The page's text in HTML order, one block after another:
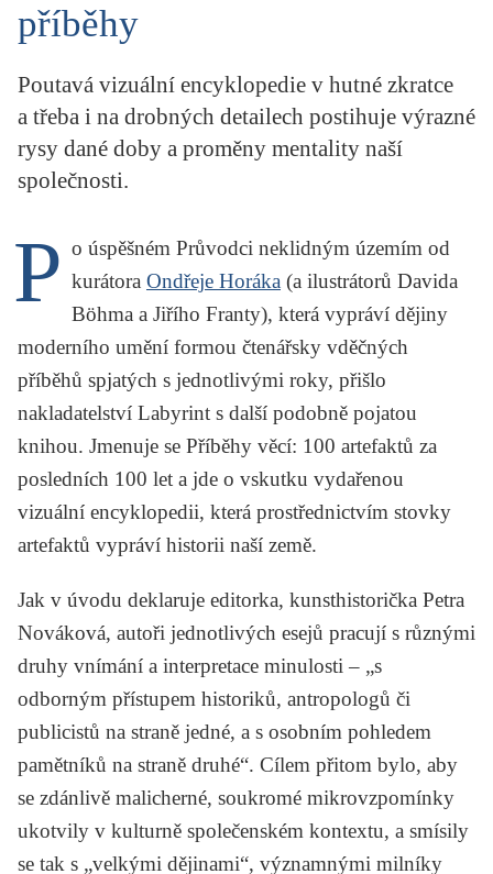
KATEGORIE
KRITIKA PŘEKLADU
příběhy
Poutavá vizuální encyklopedie v hutné zkratce
a třeba i na drobných detailech postihuje výrazné
rysy dané doby a proměny mentality naší
společnosti.
P o úspěšném Průvodci neklidným územím od
kurátora Ondřeje Horáka (a ilustrátorů Davida
Böhma a Jiřího Franty), která vypráví dějiny
moderního umění formou čtenářsky vděčných
příběhů spjatých s jednotlivými roky, přišlo
nakladatelství Labyrint s další podobně pojatou
knihou. Jmenuje se Příběhy věcí: 100 artefaktů za
posledních 100 let a jde o vskutku vydařenou
vizuální encyklopedii, která prostřednictvím stovky
artefaktů vypráví historii naší země.
Jak v úvodu deklaruje editorka, kunsthistorička Petra
Nováková, autoři jednotlivých esejů pracují s různými
druhy vnímání a interpretace minulosti – „s
odborným přístupem historiků, antropologů či
publicistů na straně jedné, a s osobním pohledem
pamětníků na straně druhé“. Cílem přitom bylo, aby
se zdánlivě malicherné, soukromé mikrovzpomínky
ukotvily v kulturně společenském kontextu, a smísily
se tak s „velkými dějinami“, významnými milníky